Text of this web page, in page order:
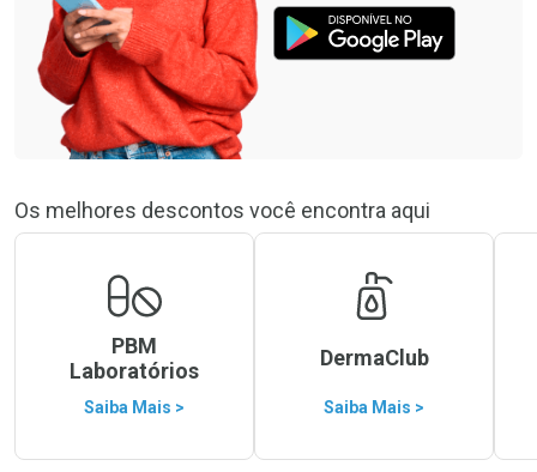
Ver Desconto Convênio
Os melhores descontos você encontra aqui
PBM
Laboratórios
Saiba Mais >
DermaClub
Saiba Mais >